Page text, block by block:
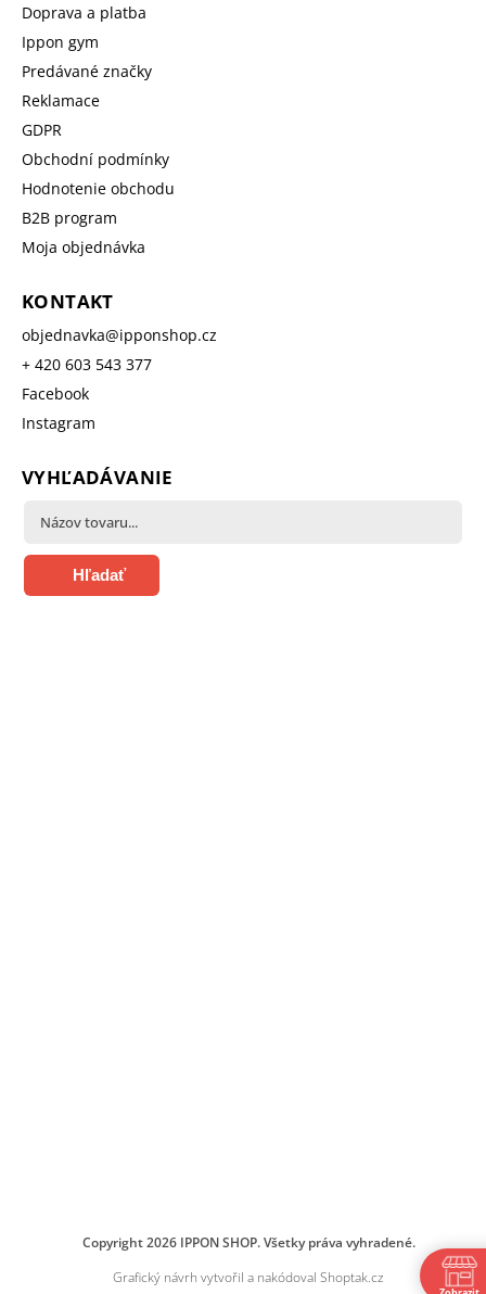
Doprava a platba
Ippon gym
Predávané značky
Reklamace
GDPR
Obchodní podmínky
Hodnotenie obchodu
B2B program
Moja objednávka
KONTAKT
objednavka@ipponshop.cz
+ 420 603 543 377
Facebook
Instagram
VYHĽADÁVANIE
Hľadať
Copyright 2026 IPPON SHOP. Všetky práva vyhradené.
Grafický návrh vytvořil a nakódoval Shoptak.cz